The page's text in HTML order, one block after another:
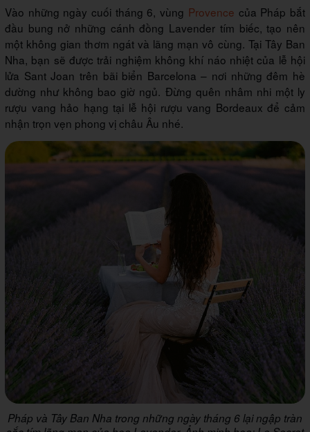
Vào những ngày cuối tháng 6, vùng Provence của Pháp bắt
đầu bung nở những cánh đồng Lavender tím biếc, tạo nên
một không gian thơm ngát và lãng mạn vô cùng. Tại Tây Ban
Nha, bạn sẽ được trải nghiệm không khí náo nhiệt của lễ hội
lửa Sant Joan trên bãi biển Barcelona – nơi những đêm hè
dường như không bao giờ ngủ. Đừng quên nhâm nhi một ly
rượu vang hảo hạng tại lễ hội rượu vang Bordeaux để cảm
nhận trọn vẹn phong vị châu Âu nhé.
Pháp và Tây Ban Nha trong những ngày tháng 6 lại ngập tràn